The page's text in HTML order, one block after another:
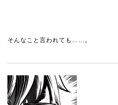
そんなこと言われても……。